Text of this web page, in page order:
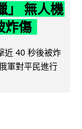
」 無人機
炸傷
近 40 秒後被炸
軍對平民進行